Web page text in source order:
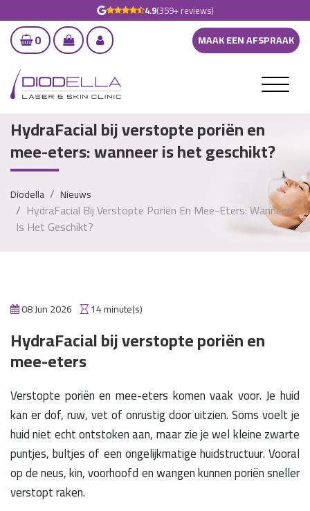
4.9(359+ reviews)
0 MAAK EEN AFSPRAAK
HydraFacial bij verstopte poriën en
mee-eters: wanneer is het geschikt?
Diodella Nieuws
HydraFacial Bij Verstopte Poriën En Mee-Eters: Wanneer
Is Het Geschikt?
08 Jun 2026 14 minute(s)
HydraFacial bij verstopte poriën en
mee-eters
Verstopte poriën en mee-eters komen vaak voor. Je huid
kan er dof, ruw, vet of onrustig door uitzien. Soms voelt je
huid niet echt ontstoken aan, maar zie je wel kleine zwarte
puntjes, bultjes of een ongelijkmatige huidstructuur. Vooral
op de neus, kin, voorhoofd en wangen kunnen poriën sneller
verstopt raken.